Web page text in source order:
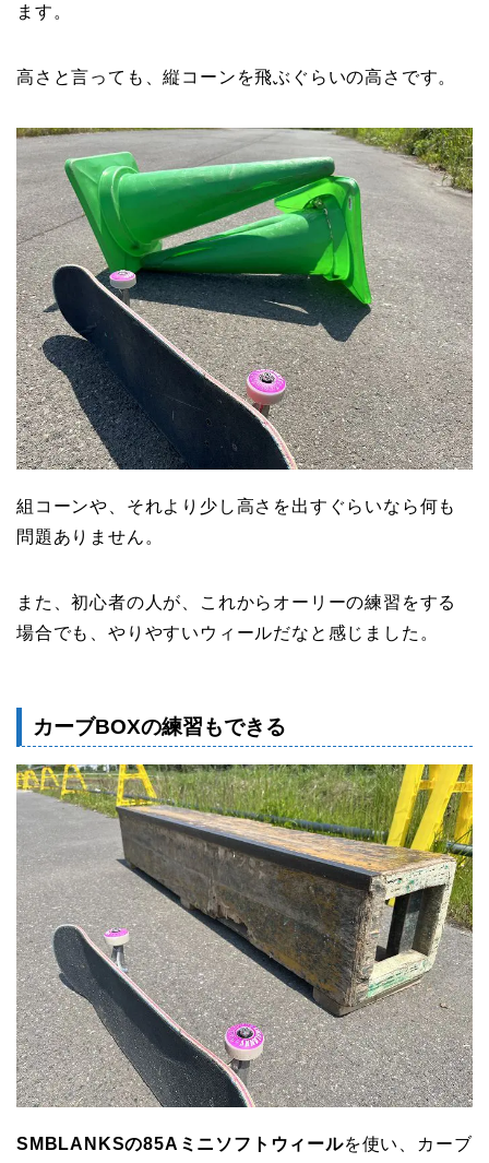
ます。
高さと言っても、縦コーンを飛ぶぐらいの高さです。
組コーンや、それより少し高さを出すぐらいなら何も
問題ありません。
また、初心者の人が、これからオーリーの練習をする
場合でも、やりやすいウィールだなと感じました。
カーブBOXの練習もできる
SMBLANKSの85Aミニソフトウィールを使い、カーブ